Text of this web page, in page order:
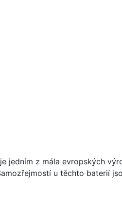
jedním z mála evropských
u těchto baterií